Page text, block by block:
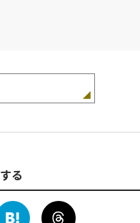
る